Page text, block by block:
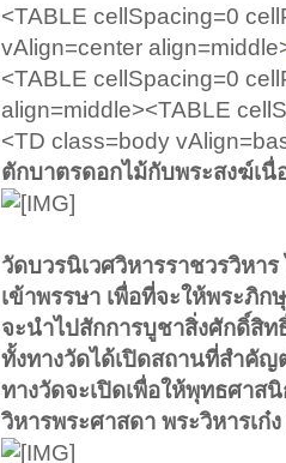
<TABLE cellSpacing=0
vAlign=center
<TABLE cellSpacing=0
align=middle><TABLE
<TD class=body
ตักบาตรดอกไม้กับพระสงฆ์เนื่
วัดบวรนิเวศวิหารราชวรวิห
เข้าพรรษา เพื่อที่จะให้พระภิ
จะนำไปสักการบูชาสิ่งศักดิ์สิ
ทั้งทางวัดได้เปิดสถานที่สำคั
ทางวัดจะเปิดเพื่อให้พุทธศาส
วิหารพระศาสดา พระวิหารเก๋